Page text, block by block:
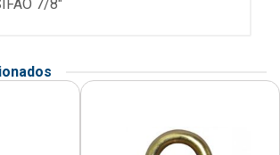
7/8"